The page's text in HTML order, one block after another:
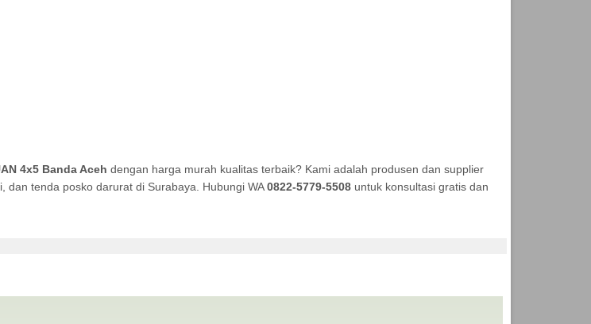
4x5 Banda Aceh dengan harga murah kualitas terbaik? Kami adalah produsen dan supplier
tenda posko darurat di Surabaya. Hubungi WA0822-5779-5508untuk konsultasi gratis dan